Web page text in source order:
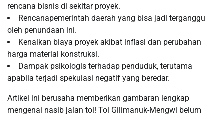
rencana bisnis di sekitar proyek.
Rencanapemerintah daerah yang bisa jadi terganggu
oleh penundaan ini.
Kenaikan biaya proyek akibat inflasi dan perubahan
harga material konstruksi.
Dampak psikologis terhadap penduduk, terutama
apabila terjadi spekulasi negatif yang beredar.
Artikel ini berusaha memberikan gambaran lengkap
mengenai nasib jalan tol! Tol Gilimanuk-Mengwi belum